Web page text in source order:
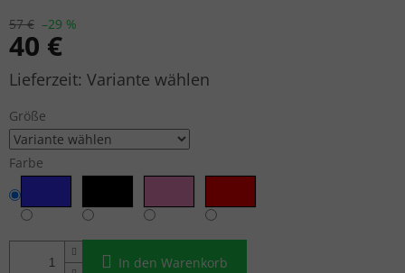
57 € –29 %
40 €
Verkaufspreis:Variante wählen
Größe
Farbe
In den Warenkorb